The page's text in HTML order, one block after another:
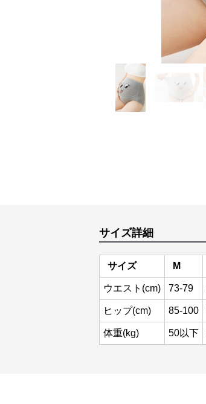
サイズ詳細
サイズ M
ウエスト(cm) 73-79
ヒップ(cm) 85-100
体重(kg) 50以下